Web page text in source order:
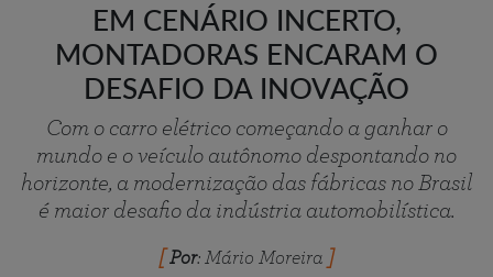
EM CENÁRIO INCERTO,
MONTADORAS ENCARAM O
DESAFIO DA INOVAÇÃO
Com o carro elétrico começando a ganhar o
mundo e o veículo autônomo despontando no
horizonte, a modernização das fábricas no Brasil
é maior desafio da indústria automobilística.
Por: Mário Moreira